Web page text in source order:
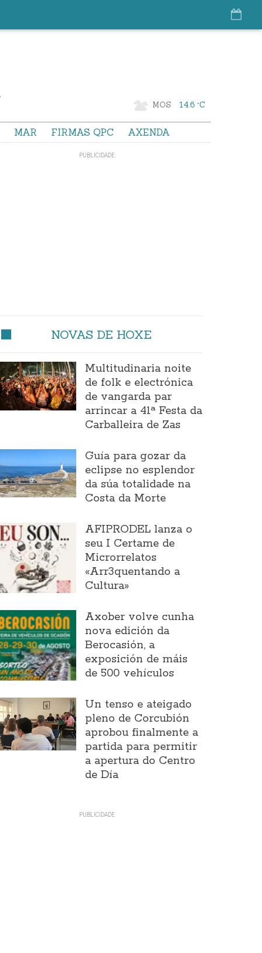
MOS 14.6 °C
MAR FIRMAS QPC AXENDA
NOVAS DE HOXE
Multitudinaria noite
de folk e electrónica
de vangarda par
arrincar a 41ª Festa da
Carballeira de Zas
Guía para gozar da
eclipse no esplendor
da súa totalidade na
Costa da Morte
AFIPRODEL lanza o
seu I Certame de
Microrrelatos
«Arr3quentando a
Cultura»
Axober volve cunha
nova edición da
Berocasión, a
exposición de máis
de 500 vehículos
Un tenso e ateigado
pleno de Corcubión
aprobou finalmente a
partida para permitir
a apertura do Centro
de Día